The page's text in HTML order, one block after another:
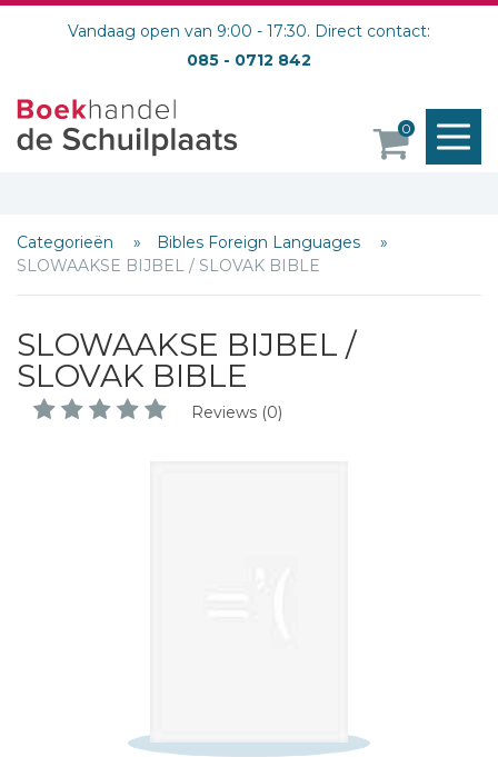
Vandaag open van 9:00 - 17:30. Direct contact:
085 - 0712 842
0
Categorieën
Bibles Foreign Languages
SLOWAAKSE BIJBEL / SLOVAK BIBLE
SLOWAAKSE BIJBEL /
SLOVAK BIBLE
Reviews (0)
Schrijf hieronder je review!
Sterren
Naam *
E-mail *